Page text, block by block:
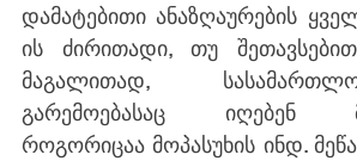
დამატებითი ანაზღაურების
ის ძირითადი, თუ
მაგალითად,
გარემოებასაც იღებენ
როგორიცაა მოპასუხის ინდ.